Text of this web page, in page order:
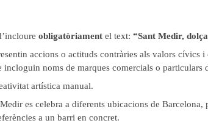
obligatòriament el text: “Sant Medir,
accions o actituds contràries als valors cívics
noms de marques comercials o particulars
artística manual.
es celebra a diferents ubicacions de
a un barri en concret.